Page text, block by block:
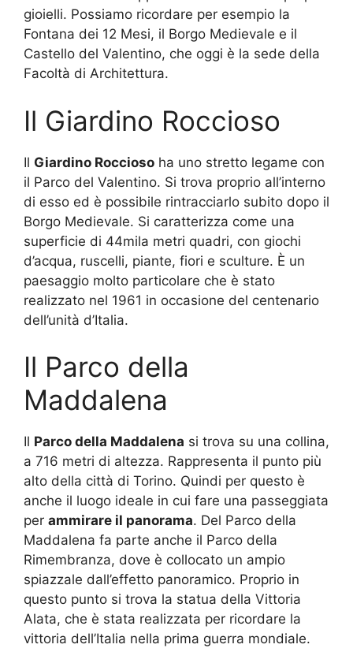
gioielli. Possiamo ricordare per esempio la
Fontana dei 12 Mesi, il Borgo Medievale e il
Castello del Valentino, che oggi è la sede della
Facoltà di Architettura.
Il Giardino Roccioso
Il Giardino Roccioso ha uno stretto legame con
il Parco del Valentino. Si trova proprio all’interno
di esso ed è possibile rintracciarlo subito dopo il
Borgo Medievale. Si caratterizza come una
superficie di 44mila metri quadri, con giochi
d’acqua, ruscelli, piante, fiori e sculture. È un
paesaggio molto particolare che è stato
realizzato nel 1961 in occasione del centenario
dell’unità d’Italia.
Il Parco della
Maddalena
Il Parco della Maddalena si trova su una collina,
a 716 metri di altezza. Rappresenta il punto più
alto della città di Torino. Quindi per questo è
anche il luogo ideale in cui fare una passeggiata
per ammirare il panorama. Del Parco della
Maddalena fa parte anche il Parco della
Rimembranza, dove è collocato un ampio
spiazzale dall’effetto panoramico. Proprio in
questo punto si trova la statua della Vittoria
Alata, che è stata realizzata per ricordare la
vittoria dell’Italia nella prima guerra mondiale.